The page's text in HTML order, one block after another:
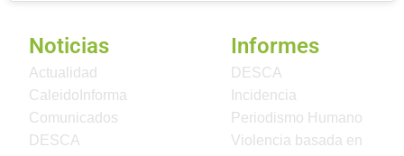
Noticias
Actualidad
CaleidoInforma
Comunicados
DESCA
Informes
DESCA
Incidencia
Periodismo Humano
Violencia basada en